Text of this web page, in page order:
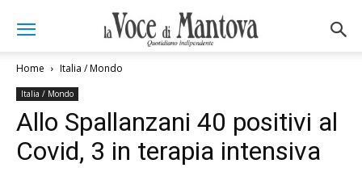
Home Italia / Mondo
Italia / Mondo
Allo Spallanzani 40 positivi al
Covid, 3 in terapia intensiva